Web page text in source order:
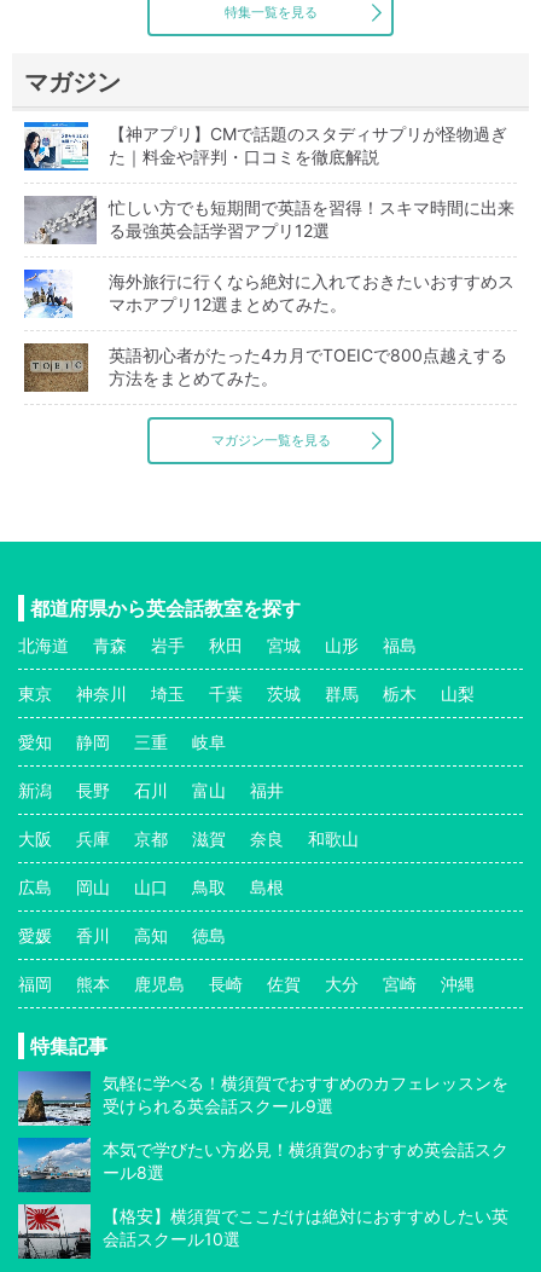
特集一覧を見る
マガジン
【神アプリ】CMで話題のスタディサプリが怪物過ぎ
た｜料金や評判・口コミを徹底解説
忙しい方でも短期間で英語を習得！スキマ時間に出来
る最強英会話学習アプリ12選
海外旅行に行くなら絶対に入れておきたいおすすめス
マホアプリ12選まとめてみた。
英語初心者がたった4カ月でTOEICで800点越えする
方法をまとめてみた。
マガジン一覧を見る
都道府県から英会話教室を探す
北海道 青森 岩手 秋田 宮城 山形 福島
東京 神奈川 埼玉 千葉 茨城 群馬 栃木 山梨
愛知 静岡 三重 岐阜
新潟 長野 石川 富山 福井
大阪 兵庫 京都 滋賀 奈良 和歌山
広島 岡山 山口 鳥取 島根
愛媛 香川 高知 徳島
福岡 熊本 鹿児島 長崎 佐賀 大分 宮崎 沖縄
特集記事
気軽に学べる！横須賀でおすすめのカフェレッスンを
受けられる英会話スクール9選
本気で学びたい方必見！横須賀のおすすめ英会話スク
ール8選
【格安】横須賀でここだけは絶対におすすめしたい英
会話スクール10選